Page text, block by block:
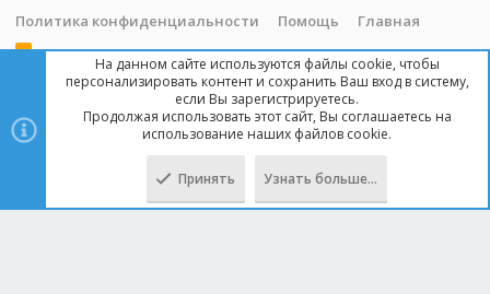
Политика конфиденциальности
Помощь Главная
R
Copyright © 2014 - 2025, mipped.com. Все права защищены. При
копировании материала с сайта, обратная ссылка обязательна!
На данном сайте используются файлы cookie, чтобы
персонализировать контент и сохранить Ваш вход в систему,
если Вы зарегистрируетесь.
Продолжая использовать этот сайт, Вы соглашаетесь на
использование наших файлов cookie.
Принять Узнать больше…